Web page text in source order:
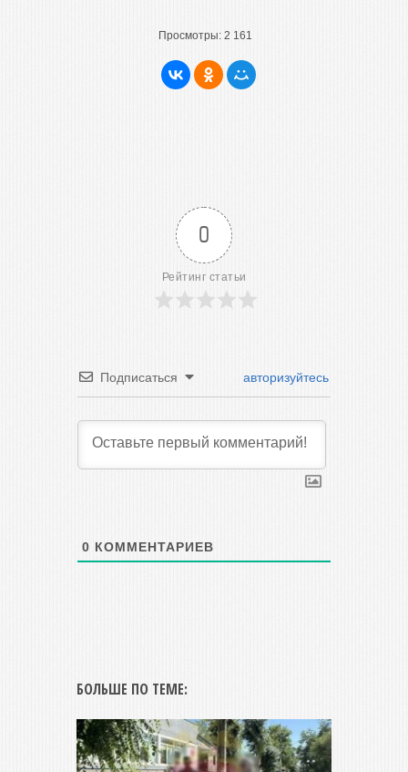
Просмотры: 2 161
0
Рейтинг статьи
Подписаться авторизуйтесь
0 КОММЕНТАРИЕВ
БОЛЬШЕ ПО ТЕМЕ: